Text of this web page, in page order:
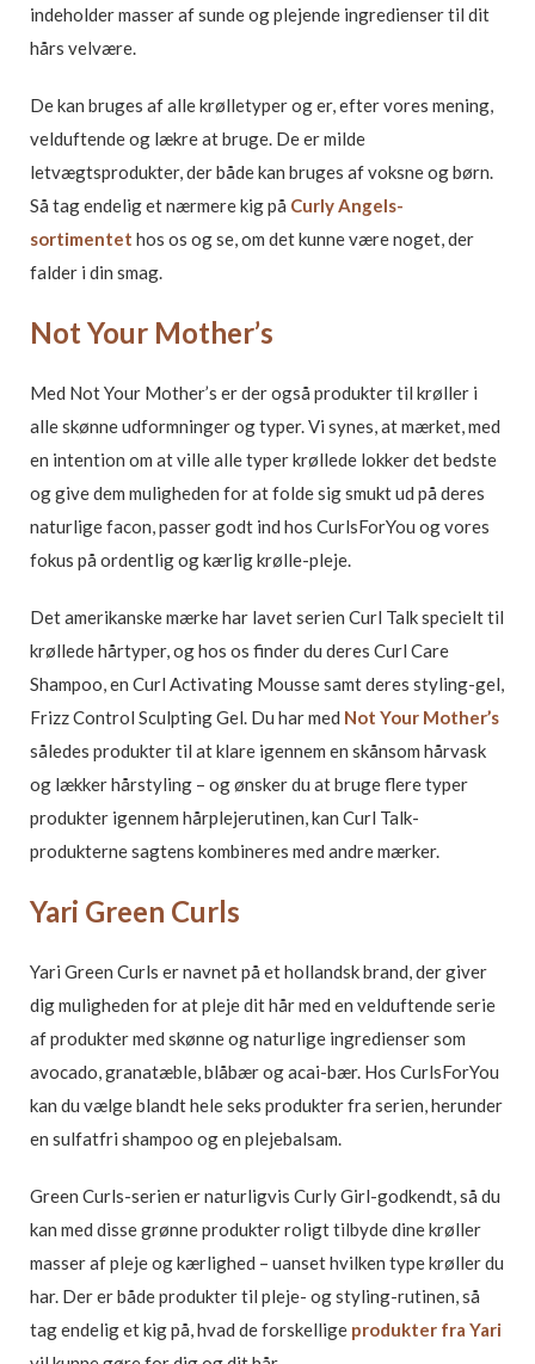
indeholder masser af sunde og plejende ingredienser til dit
hårs velvære.
De kan bruges af alle krølletyper og er, efter vores mening,
velduftende og lækre at bruge. De er milde
letvægtsprodukter, der både kan bruges af voksne og børn.
Så tag endelig et nærmere kig på CurlyAngels-
sortimentet hos os og se, om det kunne være noget, der
falder i din smag.
Not Your Mother’s
Med Not Your Mother’s er der også produkter til krøller i
alle skønne udformninger og typer. Vi synes, at mærket, med
en intention om at ville alle typer krøllede lokker det bedste
og give dem muligheden for at folde sig smukt ud på deres
naturlige facon, passer godt ind hos CurlsForYou og vores
fokus på ordentlig og kærlig krølle-pleje.
Det amerikanske mærke har lavet serien Curl Talk specielt til
krøllede hårtyper, og hos os finder du deres Curl Care
Shampoo, en Curl Activating Mousse samt deres styling-gel,
Frizz Control Sculpting Gel. Du har med Not Your Mother’s
således produkter til at klare igennem en skånsom hårvask
og lækker hårstyling – og ønsker du at bruge flere typer
produkter igennem hårplejerutinen, kan Curl Talk-
produkterne sagtens kombineres med andre mærker.
Yari Green Curls
Yari Green Curls er navnet på et hollandsk brand, der giver
dig muligheden for at pleje dit hår med en velduftende serie
af produkter med skønne og naturlige ingredienser som
avocado, granatæble, blåbær og acai-bær. Hos CurlsForYou
kan du vælge blandt hele seks produkter fra serien, herunder
en sulfatfri shampoo og en plejebalsam.
Green Curls-serien er naturligvis Curly Girl-godkendt, så du
kan med disse grønne produkter roligt tilbyde dine krøller
masser af pleje og kærlighed – uanset hvilken type krøller du
har. Der er både produkter til pleje- og styling-rutinen, så
tag endelig et kig på, hvad de forskellige produkter fra Yari